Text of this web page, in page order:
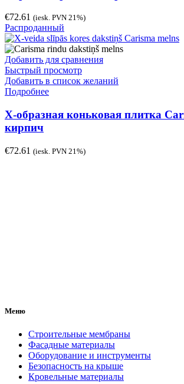
€72.61 (iesk. PVN 21%)
Распроданный
Добавить для сравнения
Быстрый просмотр
Добавить в список желаний
Подробнее
Х-образная коньковая плитка
кирпич
€72.61 (iesk. PVN 21%)
Меню
Строительные мембраны
Фасадные материалы
Оборудование и инструменты
Безопасность на крыше
Кровельные материалы